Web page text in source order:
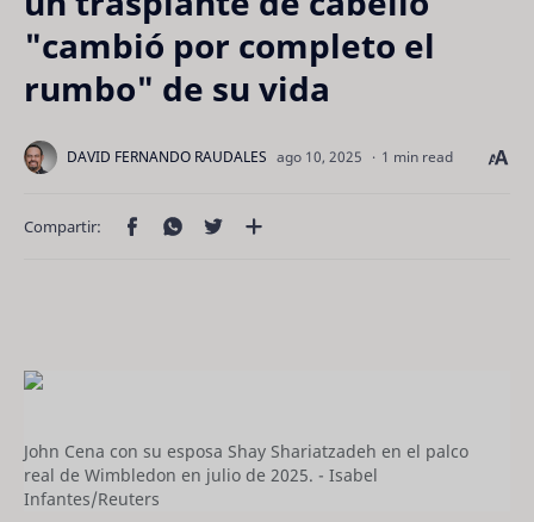
"cambió por completo el
rumbo" de su vida
1 min read
John Cena con su esposa Shay Shariatzadeh en el palco
real de Wimbledon en julio de 2025. - Isabel
Infantes/Reuters